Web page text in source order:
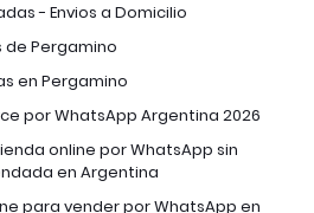
- Envios a Domicilio
Pergamino
en Pergamino
por WhatsApp Argentina 2026
online por WhatsApp sin
en Argentina
para vender por WhatsApp en